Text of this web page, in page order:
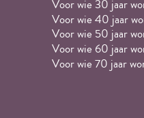
Voor wie 30 jaar
Voor wie 40 jaar
Voor wie 50 jaar
Voor wie 60 jaar
Voor wie 70 jaar